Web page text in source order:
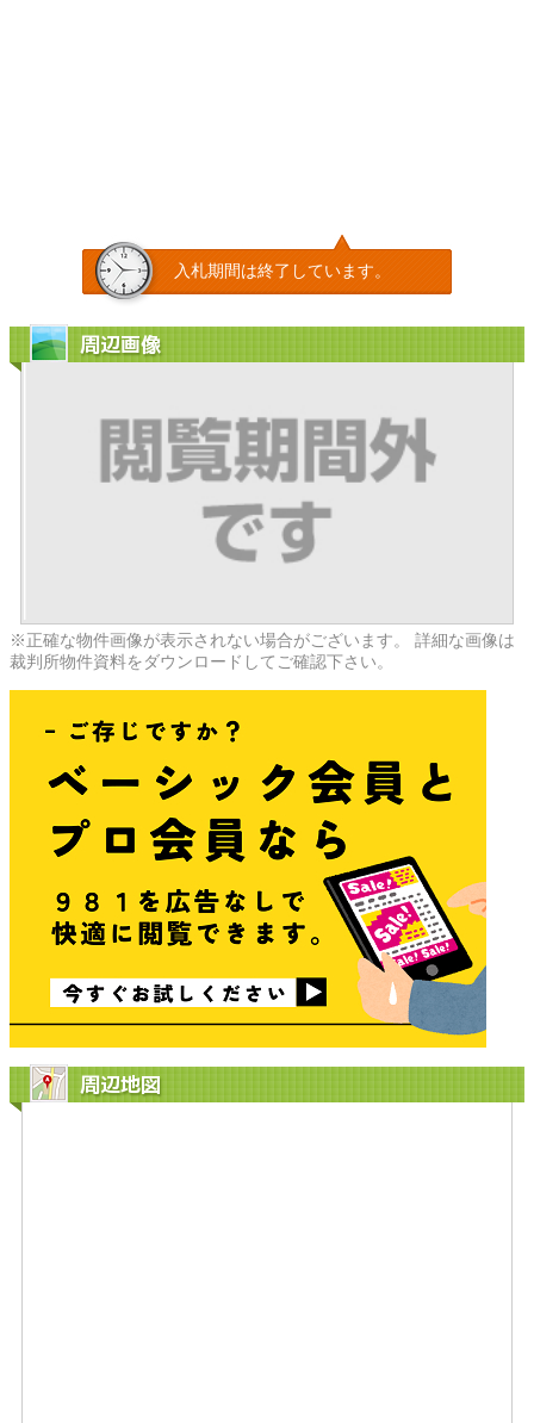
入札期間は終了しています。
周辺画像
※正確な物件画像が表示されない場合がございます。 詳細な画像は
裁判所物件資料をダウンロードしてご確認下さい。
周辺地図